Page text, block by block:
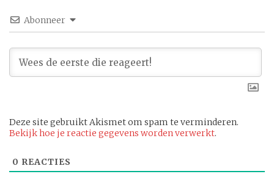
Abonneer
Deze site gebruikt Akismet om spam te verminderen.
Bekijk hoe je reactie gegevens worden verwerkt.
0 REACTIES